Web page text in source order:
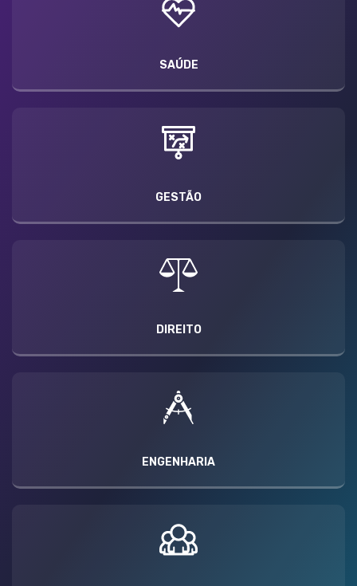
SAÚDE
GESTÃO
DIREITO
ENGENHARIA